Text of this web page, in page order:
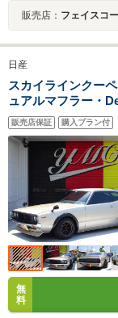
販売店： フェイスコ
日産
スカイラインクー
ュアルマフラー・
ETC・KENWOOD
コン・MK63キャリ
14AW
販売店保証 購入プラン付
無
料